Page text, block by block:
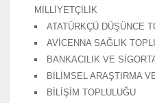
MİLLİYETÇİLİK
ATATÜRKÇÜ DÜŞÜNCE
AVİCENNA SAĞLIK
BANKACILIK VE
BİLİMSEL ARAŞTIRMA
BİLİŞİM TOPLULUĞU